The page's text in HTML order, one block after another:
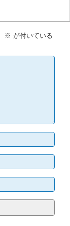
※ が付いている